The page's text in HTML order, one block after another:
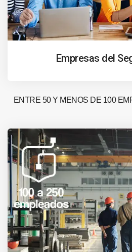
Empresas del
ENTRE 50 Y MENOS DE 100